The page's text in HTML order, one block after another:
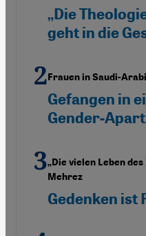
„Die
geht in die
Frauen in Saudi-
Gefangen in
Gender-
„Die vielen Leben
Mehrez
Gedenken ist